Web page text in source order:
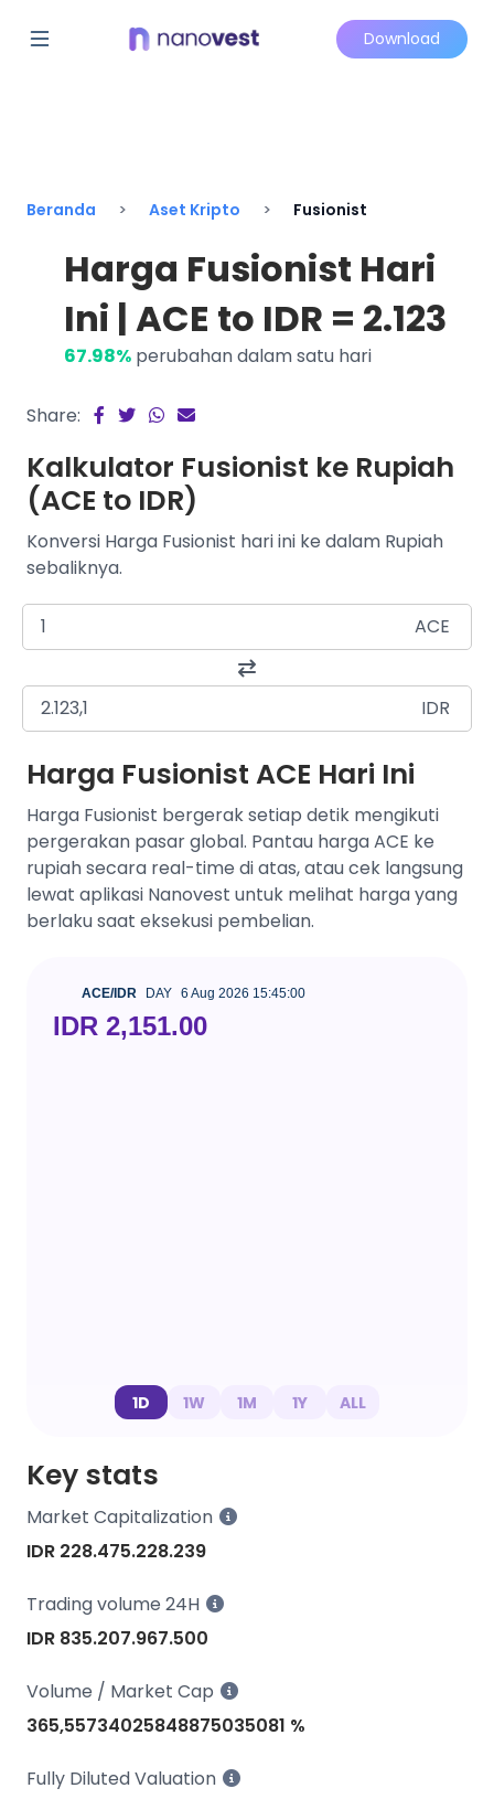
Download
Beranda Aset Kripto Fusionist
Harga Fusionist Hari
Ini | ACE to IDR = 2.123
67.98%perubahan dalam satu hari
Share:
Kalkulator Fusionist ke Rupiah
(ACE to IDR)
Konversi Harga Fusionist hari ini ke dalam Rupiah
sebaliknya.
ACE
IDR
Harga Fusionist ACE Hari Ini
Harga Fusionist bergerak setiap detik mengikuti
pergerakan pasar global. Pantau harga ACE ke
rupiah secara real-time di atas, atau cek langsung
lewat aplikasi Nanovest untuk melihat harga yang
berlaku saat eksekusi pembelian.
ACE/IDR DAY 6 Aug 2026 15:45:00
IDR 2,151.00
1D 1W 1M 1Y ALL
Key stats
Market Capitalization
IDR 228.475.228.239
Trading volume 24H
IDR 835.207.967.500
Volume / Market Cap
365,55734025848875035081 %
Fully Diluted Valuation